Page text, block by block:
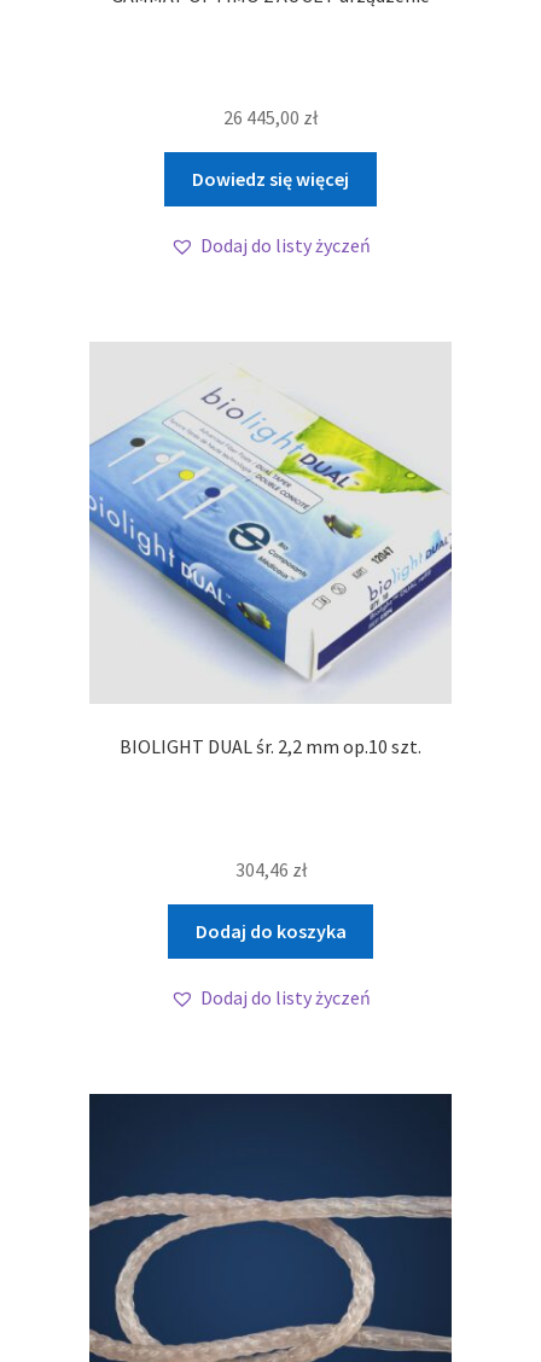
26 445,00 zł
Dowiedz się więcej
Dodaj do listy życzeń
BIOLIGHT DUAL śr. 2,2 mm op.10 szt.
304,46 zł
Dodaj do koszyka
Dodaj do listy życzeń